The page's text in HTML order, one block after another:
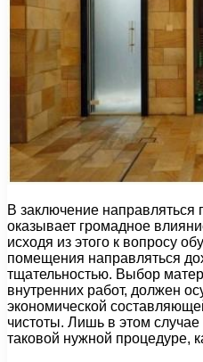
В заключение направляться
оказывает громадное
исходя из этого к вопросу
помещения направляться
тщательностью. Выбор
внутренних работ, должен
экономической
чистоты. Лишь в этом случае
таковой нужной процедуре,